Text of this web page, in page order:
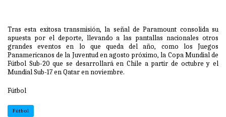
Tras esta exitosa transmisión, la señal de Paramount consolida su
apuesta por el deporte, llevando a las pantallas nacionales otros
grandes eventos en lo que queda del año, como los Juegos
Panamericanos de la Juventud en agosto próximo, la Copa Mundial de
Fútbol Sub-20 que se desarrollará en Chile a partir de octubre y el
Mundial Sub-17 en Qatar en noviembre.
Fútbol
Fútbol